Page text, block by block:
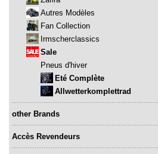
Autres Modèles
Fan Collection
Irmscherclassics
Sale
Pneus d'hiver
Eté Complète
Allwetterkomplettrad
other Brands
Accès Revendeurs